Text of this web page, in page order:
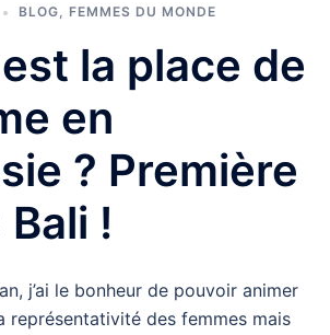
BLOG, FEMMES DU MONDE
la place de
en
? Première
!
j’ai le bonheur de pouvoir animer
représentativité des femmes mais